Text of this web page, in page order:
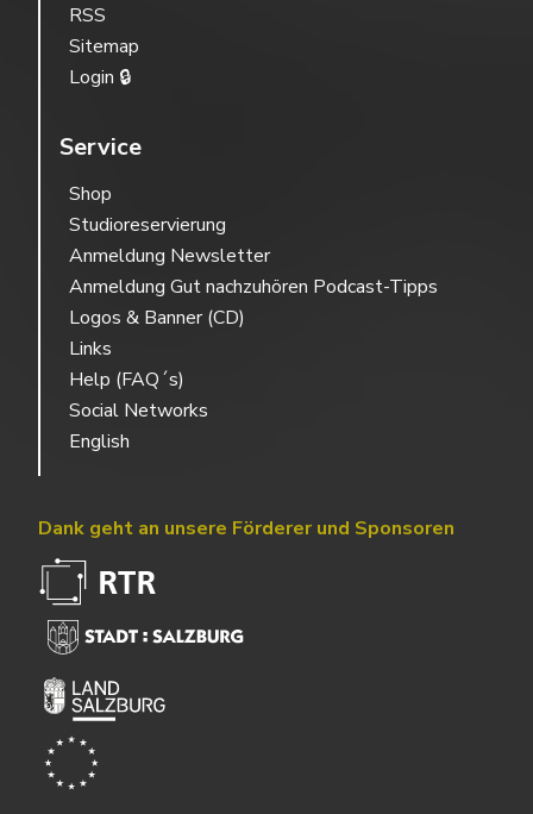
RSS
Sitemap
Login 🔒
Service
Shop
Studioreservierung
Anmeldung Newsletter
Anmeldung Gut nachzuhören Podcast-Tipps
Logos & Banner (CD)
Links
Help (FAQ´s)
Social Networks
English
Dank geht an unsere Förderer und Sponsoren